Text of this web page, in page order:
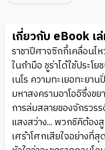
เกี่ยวกับ eBook เ
ราชาปีศาจซิกกี้เคลื่อนไ
ในกํามือ ชูร่าได้ใช้ประโ
เนโร ความทะเยอทะย
มหาสงครามอาโออิซึ่งข
การล่มสลายของจักรว
แสงสว่าง... พวกชิคิต้อ
เศร้าโศกเสียใจอย่างที่